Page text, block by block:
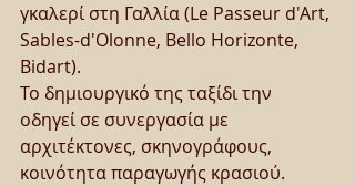
γκαλερί στη Γαλλία (Le Passeur d'Art,
Sables-d'Olonne, Bello Horizonte,
Bidart).
Το δημιουργικό της ταξίδι την
οδηγεί σε συνεργασία με
αρχιτέκτονες, σκηνογράφους,
κοινότητα παραγωγής κρασιού.